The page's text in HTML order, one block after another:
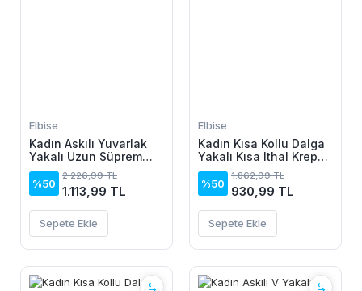
Elbise
Kadın Askılı Yuvarlak
Yakalı Uzun Süprem
Elbise
%50
2.226,99 TL
1.113,99 TL
Sepete Ekle
Elbise
Kadın Kısa Kollu Dalga
Yakalı Kısa Ithal Krep
Elbise
%50
1.862,99 TL
930,99 TL
Sepete Ekle